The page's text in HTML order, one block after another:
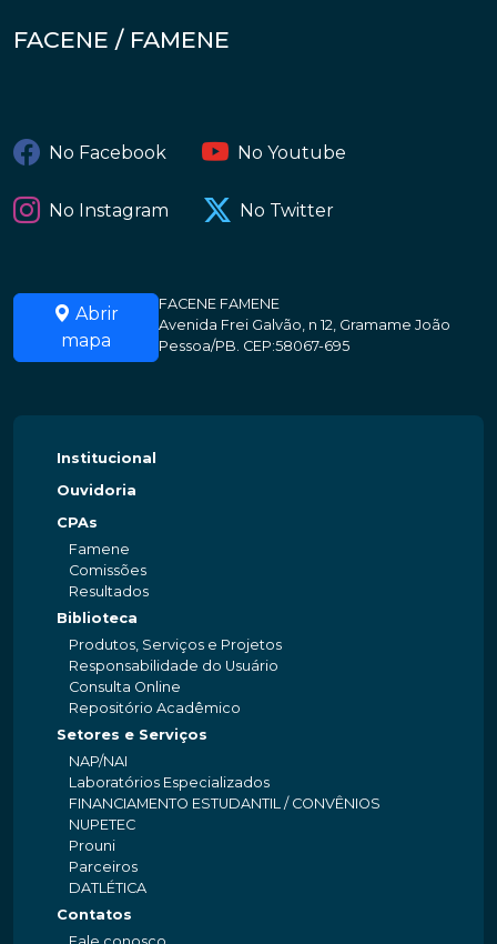
FACENE / FAMENE
No Facebook No Youtube
No Instagram No Twitter
Abrir
mapa
FACENE FAMENE
Avenida Frei Galvão, n 12, Gramame João
Pessoa/PB. CEP:58067-695
Institucional
Ouvidoria
CPAs
Famene
Comissões
Resultados
Biblioteca
Produtos, Serviços e Projetos
Responsabilidade do Usuário
Consulta Online
Repositório Acadêmico
Setores e Serviços
NAP/NAI
Laboratórios Especializados
FINANCIAMENTO ESTUDANTIL / CONVÊNIOS
NUPETEC
Prouni
Parceiros
DATLÉTICA
Contatos